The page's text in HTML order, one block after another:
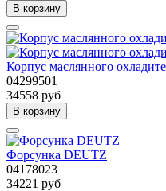
В корзину
Корпус маслянного
04299501
34558 руб
В корзину
Форсунка DEUTZ
04178023
34221 руб